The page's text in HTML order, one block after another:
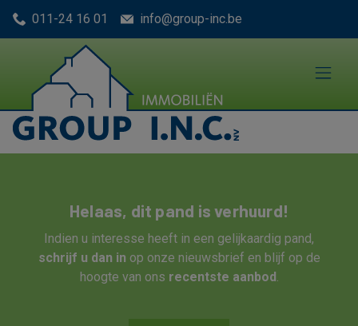
Menu overslaan en naar de inhoud gaan
011-24 16 01 info@group-inc.be
Helaas, dit pand is verhuurd!
Indien u interesse heeft in een gelijkaardig pand,
schrijf u dan in op onze nieuwsbrief en blijf op de
hoogte van ons recentste aanbod.